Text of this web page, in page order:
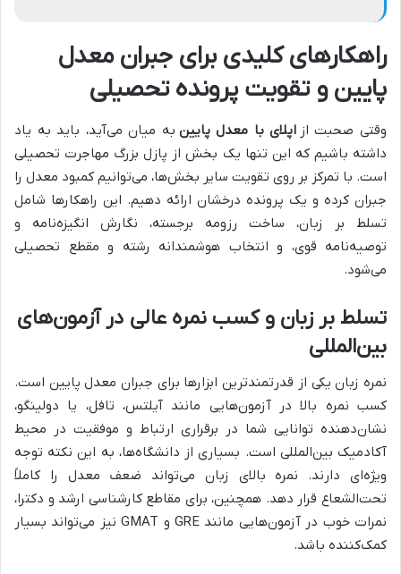
راهکارهای کلیدی برای جبران معدل
پایین و تقویت پرونده تحصیلی
وقتی صحبت از اپلای با معدل پایین به میان می‌آید، باید به یاد
داشته باشیم که این تنها یک بخش از پازل بزرگ مهاجرت تحصیلی
است. با تمرکز بر روی تقویت سایر بخش‌ها، می‌توانیم کمبود معدل را
جبران کرده و یک پرونده درخشان ارائه دهیم. این راهکارها شامل
تسلط بر زبان، ساخت رزومه برجسته، نگارش انگیزه‌نامه و
توصیه‌نامه قوی، و انتخاب هوشمندانه رشته و مقطع تحصیلی
می‌شود.
تسلط بر زبان و کسب نمره عالی در آزمون‌های
بین‌المللی
نمره زبان یکی از قدرتمندترین ابزارها برای جبران معدل پایین است.
کسب نمره بالا در آزمون‌هایی مانند آیلتس، تافل، یا دولینگو،
نشان‌دهنده توانایی شما در برقراری ارتباط و موفقیت در محیط
آکادمیک بین‌المللی است. بسیاری از دانشگاه‌ها، به این نکته توجه
ویژه‌ای دارند. نمره بالای زبان می‌تواند ضعف معدل را کاملاً
تحت‌الشعاع قرار دهد. همچنین، برای مقاطع کارشناسی ارشد و دکترا،
نمرات خوب در آزمون‌هایی مانند GRE و GMAT نیز می‌تواند بسیار
کمک‌کننده باشد.